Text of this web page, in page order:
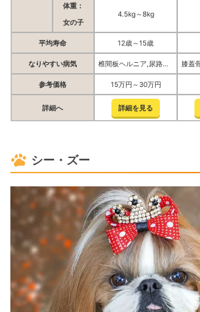
体重：
女の子
4.5kg～8kg
平均寿命 12歳～15歳
なりやすい病気
参考価格 15万円～30万円
詳細へ 詳細を見る
シー・ズー